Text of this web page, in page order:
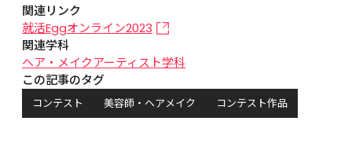
関連リンク
就活Eggオンライン2023
関連学科
ヘア・メイクアーティスト学科
この記事のタグ
コンテスト 美容師・ヘアメイク コンテスト作品